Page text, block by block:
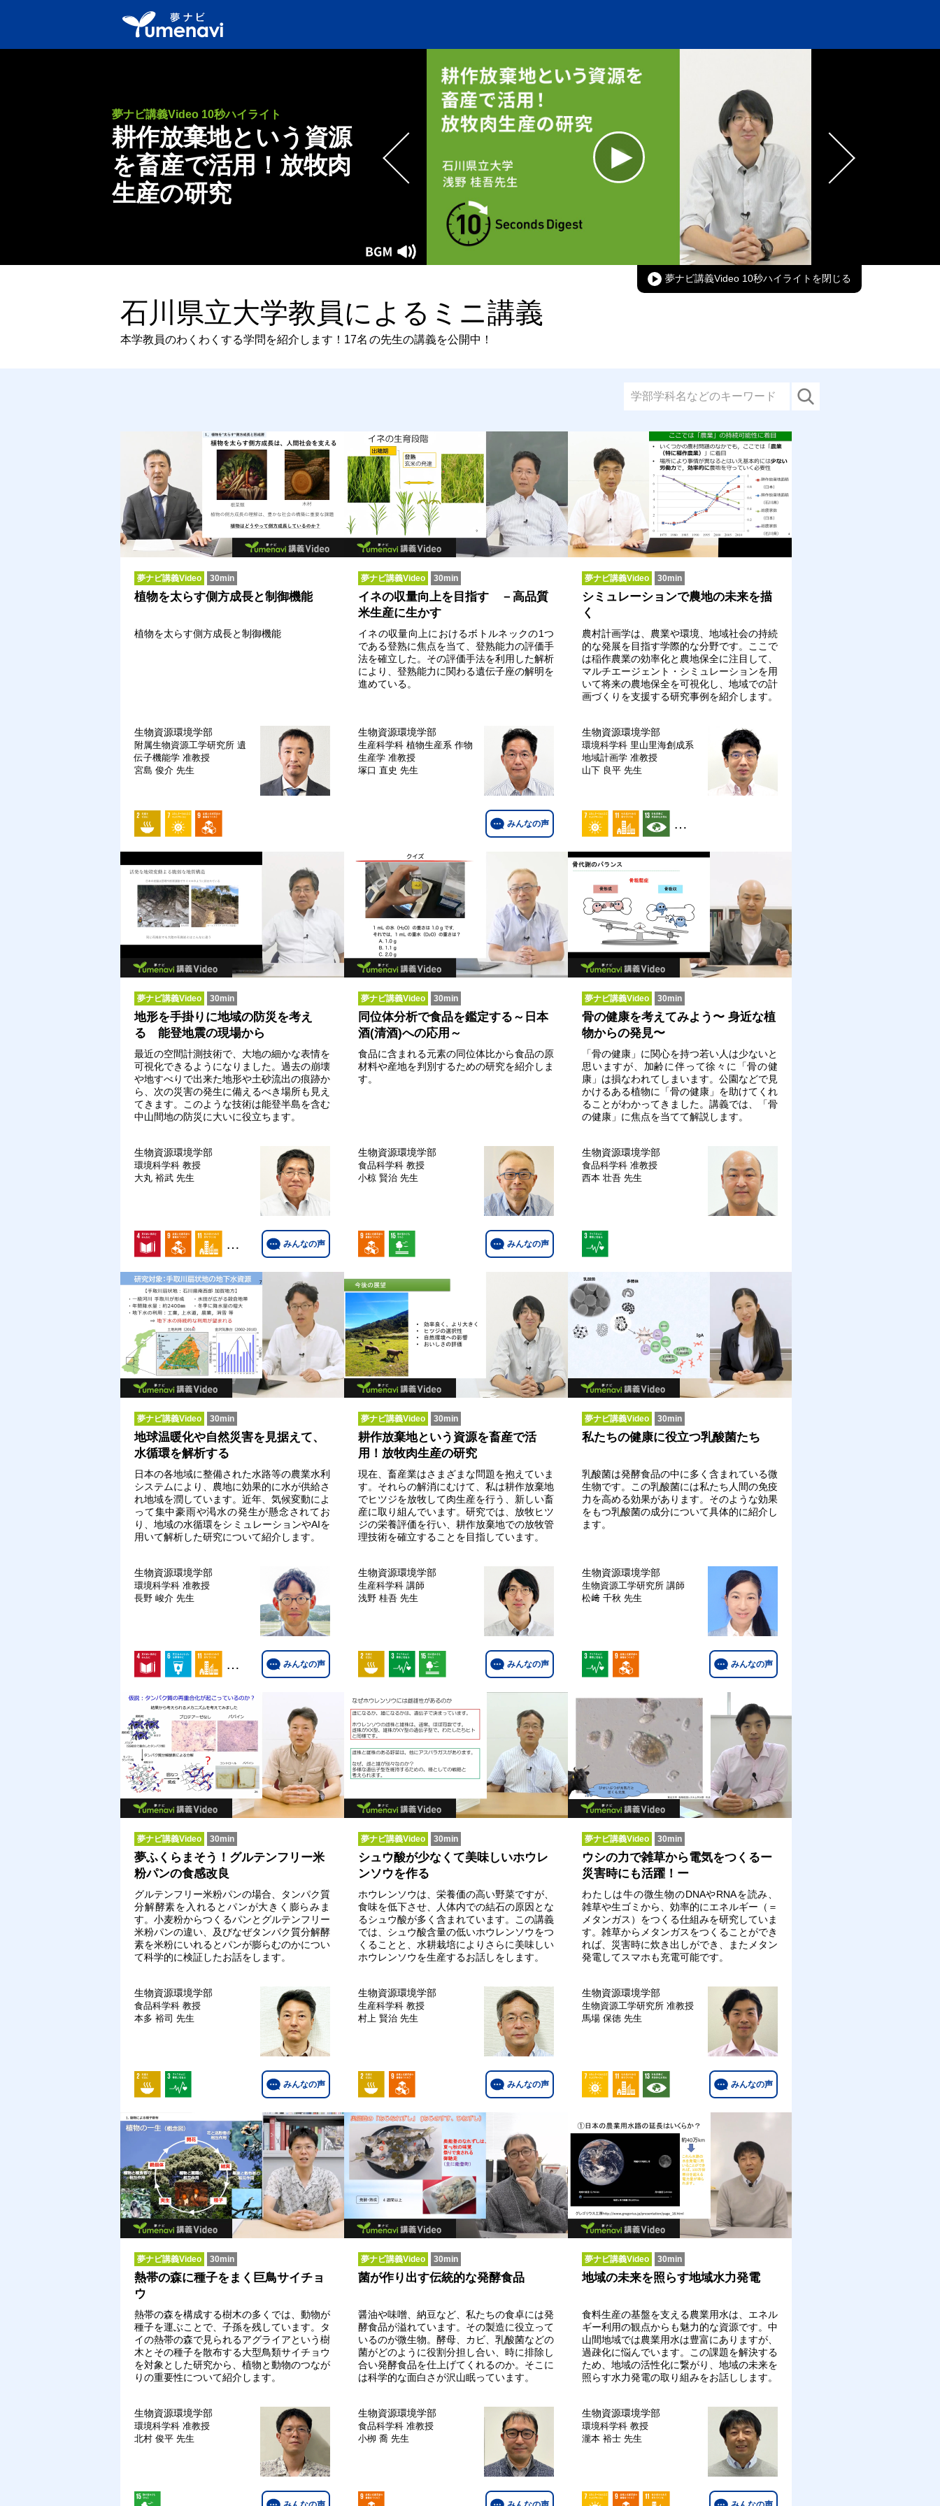
夢ナビ講義Video 10秒ハイライト
耕作放棄地という資源
を畜産で活用！放牧肉
生産の研究
Picture-
in-
夢ナビ講義Video 10秒ハイライト
石川県立大学教員によるミニ講義
本学教員のわくわくする学問を紹介します！ 17名 の先生の講義を公開中！
夢ナビ講義Video 30min
植物を太らす側方成長と制御機能
植物を太らす側方成長と制御機能
生物資源環境学部
附属生物資源工学研究所 遺
伝子機能学 准教授
宮島 俊介 先生
夢ナビ講義Video 30min
イネの収量向上を目指す －高品質
米生産に生かす
イネの収量向上におけるボトルネックの1つ
である登熟に焦点を当て、登熟能力の評価手
法を確立した。その評価手法を利用した解析
により、登熟能力に関わる遺伝子座の解明を
進めている。
生物資源環境学部
生産科学科 植物生産系 作物
生産学 准教授
塚口 直史 先生
みんなの声
夢ナビ講義Video 30min
シミュレーションで農地の未来を描
く
農村計画学は、農業や環境、地域社会の持続
的な発展を目指す学際的な分野です。ここで
は稲作農業の効率化と農地保全に注目して、
マルチエージェント・シミュレーションを用
いて将来の農地保全を可視化し、地域での計
画づくりを支援する研究事例を紹介します。
生物資源環境学部
環境科学科 里山里海創成系
地域計画学 准教授
山下 良平 先生
…
夢ナビ講義Video 30min
地形を手掛りに地域の防災を考え
る 能登地震の現場から
最近の空間計測技術で、大地の細かな表情を
可視化できるようになりました。過去の崩壊
や地すべりで出来た地形や土砂流出の痕跡か
ら、次の災害の発生に備えるべき場所も見え
てきます。このような技術は能登半島を含む
中山間地の防災に大いに役立ちます。
生物資源環境学部
環境科学科 教授
大丸 裕武 先生
… みんなの声
夢ナビ講義Video 30min
同位体分析で食品を鑑定する～日本
酒(清酒)への応用～
食品に含まれる元素の同位体比から食品の原
材料や産地を判別するための研究を紹介しま
す。
生物資源環境学部
食品科学科 教授
小椋 賢治 先生
みんなの声
夢ナビ講義Video 30min
骨の健康を考えてみよう〜 身近な植
物からの発見〜
「骨の健康」に関心を持つ若い人は少ないと
思いますが、加齢に伴って徐々に「骨の健
康」は損なわれてしまいます。公園などで見
かけるある植物に「骨の健康」を助けてくれ
ることがわかってきました。講義では、「骨
の健康」に焦点を当てて解説します。
生物資源環境学部
食品科学科 准教授
西本 壮吾 先生
夢ナビ講義Video 30min
地球温暖化や自然災害を見据えて、
水循環を解析する
日本の各地域に整備された水路等の農業水利
システムにより、農地に効果的に水が供給さ
れ地域を潤しています。近年、気候変動によ
って集中豪雨や渇水の発生が懸念されてお
り、地域の水循環をシミュレーションやAIを
用いて解析した研究について紹介します。
生物資源環境学部
環境科学科 准教授
長野 峻介 先生
… みんなの声
夢ナビ講義Video 30min
耕作放棄地という資源を畜産で活
用！放牧肉生産の研究
現在、畜産業はさまざまな問題を抱えていま
す。それらの解消にむけて、私は耕作放棄地
でヒツジを放牧して肉生産を行う、新しい畜
産に取り組んでいます。研究では、放牧ヒツ
ジの栄養評価を行い、耕作放棄地での放牧管
理技術を確立することを目指しています。
生物資源環境学部
生産科学科 講師
浅野 桂吾 先生
みんなの声
夢ナビ講義Video 30min
私たちの健康に役立つ乳酸菌たち
乳酸菌は発酵食品の中に多く含まれている微
生物です。この乳酸菌には私たち人間の免疫
力を高める効果があります。そのような効果
をもつ乳酸菌の成分について具体的に紹介し
ます。
生物資源環境学部
生物資源工学研究所 講師
松﨑 千秋 先生
みんなの声
夢ナビ講義Video 30min
夢ふくらまそう！グルテンフリー米
粉パンの食感改良
グルテンフリー米粉パンの場合、タンパク質
分解酵素を入れるとパンが大きく膨らみま
す。小麦粉からつくるパンとグルテンフリー
米粉パンの違い、及びなぜタンパク質分解酵
素を米粉にいれるとパンが膨らむのかについ
て科学的に検証したお話をします。
生物資源環境学部
食品科学科 教授
本多 裕司 先生
みんなの声
夢ナビ講義Video 30min
シュウ酸が少なくて美味しいホウレ
ンソウを作る
ホウレンソウは、栄養価の高い野菜ですが、
食味を低下させ、人体内での結石の原因とな
るシュウ酸が多く含まれています。この講義
では、シュウ酸含量の低いホウレンソウをつ
くることと、水耕栽培によりさらに美味しい
ホウレンソウを生産するお話しをします。
生物資源環境学部
生産科学科 教授
村上 賢治 先生
みんなの声
夢ナビ講義Video 30min
ウシの力で雑草から電気をつくるー
災害時にも活躍！ー
わたしは牛の微生物のDNAやRNAを読み、
雑草や生ゴミから、効率的にエネルギー（＝
メタンガス）をつくる仕組みを研究していま
す。雑草からメタンガスをつくることができ
れば、災害時に炊き出しができ、またメタン
発電してスマホも充電可能です。
生物資源環境学部
生物資源工学研究所 准教授
馬場 保徳 先生
みんなの声
夢ナビ講義Video 30min
熱帯の森に種子をまく巨鳥サイチョ
ウ
熱帯の森を構成する樹木の多くでは、動物が
種子を運ぶことで、子孫を残しています。タ
イの熱帯の森で見られるアグライアという樹
木とその種子を散布する大型鳥類サイチョウ
を対象とした研究から、植物と動物のつなが
りの重要性について紹介します。
生物資源環境学部
環境科学科 准教授
北村 俊平 先生
夢ナビ講義Video 30min
菌が作り出す伝統的な発酵食品
醤油や味噌、納豆など、私たちの食卓には発
酵食品が溢れています。その製造に役立って
いるのが微生物。酵母、カビ、乳酸菌などの
菌がどのように役割分担し合い、時に排除し
合い発酵食品を仕上げてくれるのか。そこに
は科学的な面白さが沢山眠っています。
生物資源環境学部
食品科学科 准教授
小栁 喬 先生
夢ナビ講義Video 30min
地域の未来を照らす地域水力発電
食料生産の基盤を支える農業用水は、エネル
ギー利用の観点からも魅力的な資源です。中
山間地域では農業用水は豊富にありますが、
過疎化に悩んでいます。この課題を解決する
ため、地域の活性化に繋がり、地域の未来を
照らす水力発電の取り組みをお話しします。
生物資源環境学部
環境科学科 教授
瀧本 裕士 先生